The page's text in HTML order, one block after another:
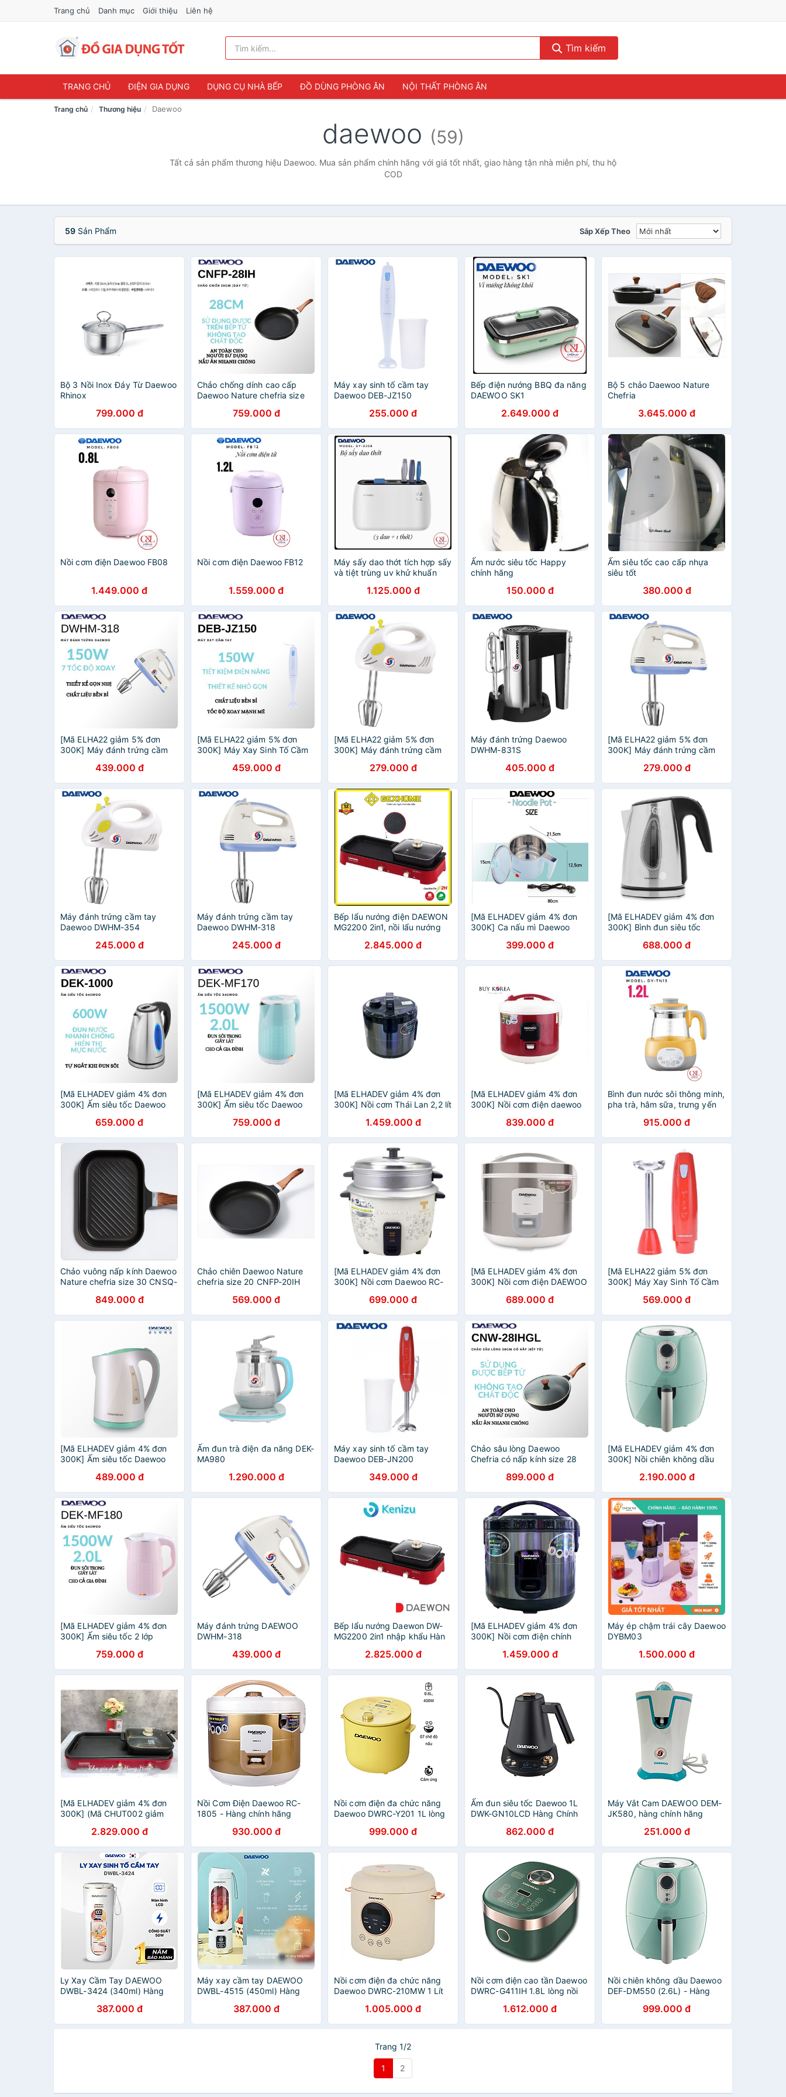
Trang chủ Danh mục Giới thiệu Liên hệ
Tìm kiếm
TRANG CHỦ ĐIỆN GIA DỤNG DỤNG CỤ NHÀ BẾP ĐỒ DÙNG PHÒNG ĂN NỘI THẤT PHÒNG ĂN
Trang chủ Thương hiệu Daewoo
daewoo (59)
Tất cả sản phẩm thương hiệu Daewoo. Mua sản phẩm chính hãng với giá tốt nhất, giao hàng tận nhà miễn phí, thu hộ
COD
59 Sản Phẩm Sắp Xếp Theo
Bộ 3 Nồi Inox Đáy Từ Daewoo
Rhinox
799.000 đ
Chảo chống dính cao cấp
Daewoo Nature chefria size
759.000 đ
Máy xay sinh tố cầm tay
Daewoo DEB-JZ150
255.000 đ
Bếp điện nướng BBQ đa năng
DAEWOO SK1
2.649.000 đ
Bộ 5 chảo Daewoo Nature
Chefria
3.645.000 đ
Nồi cơm điện Daewoo FB08
1.449.000 đ
Nồi cơm điện Daewoo FB12
1.559.000 đ
Máy sấy dao thớt tích hợp sấy
và tiệt trùng uv khử khuẩn
1.125.000 đ
Ấm nước siêu tốc Happy
chính hãng
150.000 đ
Ấm siêu tốc cao cấp nhựa
siêu tốt
380.000 đ
[Mã ELHA22 giảm 5% đơn
300K] Máy đánh trứng cầm
439.000 đ
[Mã ELHA22 giảm 5% đơn
300K] Máy Xay Sinh Tố Cầm
459.000 đ
[Mã ELHA22 giảm 5% đơn
300K] Máy đánh trứng cầm
279.000 đ
Máy đánh trứng Daewoo
DWHM-831S
405.000 đ
[Mã ELHA22 giảm 5% đơn
300K] Máy đánh trứng cầm
279.000 đ
Máy đánh trứng cầm tay
Daewoo DWHM-354
245.000 đ
Máy đánh trứng cầm tay
Daewoo DWHM-318
245.000 đ
Bếp lẩu nướng điện DAEWON
MG2200 2in1, nồi lẩu nướng
2.845.000 đ
[Mã ELHADEV giảm 4% đơn
300K] Ca nấu mì Daewoo
399.000 đ
[Mã ELHADEV giảm 4% đơn
300K] Bình đun siêu tốc
688.000 đ
[Mã ELHADEV giảm 4% đơn
300K] Ấm siêu tốc Daewoo
659.000 đ
[Mã ELHADEV giảm 4% đơn
300K] Ấm siêu tốc Daewoo
759.000 đ
[Mã ELHADEV giảm 4% đơn
300K] Nồi cơm Thái Lan 2,2 lít
1.459.000 đ
[Mã ELHADEV giảm 4% đơn
300K] Nồi cơm điện daewoo
839.000 đ
Bình đun nước sôi thông minh,
pha trà, hâm sữa, trưng yến
915.000 đ
Chảo vuông nấp kính Daewoo
Nature chefria size 30 CNSQ-
849.000 đ
Chảo chiên Daewoo Nature
chefria size 20 CNFP-20IH
569.000 đ
[Mã ELHADEV giảm 4% đơn
300K] Nồi cơm Daewoo RC-
699.000 đ
[Mã ELHADEV giảm 4% đơn
300K] Nồi cơm điện DAEWOO
689.000 đ
[Mã ELHA22 giảm 5% đơn
300K] Máy Xay Sinh Tố Cầm
JN200 - Đỏ569.000 đ
[Mã ELHADEV giảm 4% đơn
300K] Ấm siêu tốc Daewoo
489.000 đ
Ấm đun trà điện đa năng DEK-
MA980
1.290.000 đ
Máy xay sinh tố cầm tay
Daewoo DEB-JN200
349.000 đ
Chảo sâu lòng Daewoo
Chefria có nấp kính size 28
899.000 đ
[Mã ELHADEV giảm 4% đơn
300K] Nồi chiên không dầu
2.190.000 đ
[Mã ELHADEV giảm 4% đơn
300K] Ấm siêu tốc 2 lớp
759.000 đ
Máy đánh trứng DAEWOO
DWHM-318
439.000 đ
Bếp lẩu nướng Daewon DW-
MG2200 2in1 nhập khẩu Hàn
2.825.000 đ
[Mã ELHADEV giảm 4% đơn
300K] Nồi cơm điện chính
RC01/900-2202 - Hàng Chính
Hãng
1.459.000 đ
Máy ép chậm trái cây Daewoo
DYBM03
1.500.000 đ
[Mã ELHADEV giảm 4% đơn
300K] (Mã CHUT002 giảm
DW-MG2200 - Hàng Chính
Hãng
2.829.000 đ
Nồi Cơm Điện Daewoo RC-
1805 - Hàng chính hãng
930.000 đ
Nồi cơm điện đa chức năng
Daewoo DWRC-Y201 1L lòng
nấu -Hàng chính hãng
999.000 đ
Ấm đun siêu tốc Daewoo 1L
DWK-GN10LCD Hàng Chính
bảo hành 2 năm
862.000 đ
Máy Vắt Cam DAEWOO DEM-
JK580, hàng chính hãng
251.000 đ
Ly Xay Cầm Tay DAEWOO
DWBL-3424 (340ml) Hàng
387.000 đ
Máy xay cầm tay DAEWOO
DWBL-4515 (450ml) Hàng
387.000 đ
Nồi cơm điện đa chức năng
Daewoo DWRC-210MW 1 Lít
chính hãng1.005.000 đ
Nồi cơm điện cao tần Daewoo
DWRC-G411IH 1.8L lòng nồi
1.612.000 đ
Nồi chiên không dầu Daewoo
DEF-DM550 (2.6L) - Hàng
999.000 đ
Trang 1/2
1 2